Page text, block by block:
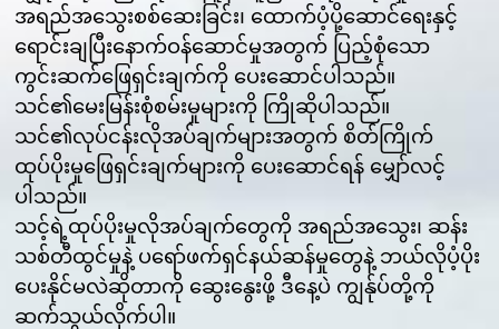
အရည်အသွေးစစ်ဆေးခြင်း၊ ထောက်ပံ့ပို့ဆောင်ရေးနှင့်
ရောင်းချပြီးနောက်ဝန်ဆောင်မှုအတွက် ပြည့်စုံသော
ကွင်းဆက်ဖြေရှင်းချက်ကို ပေးဆောင်ပါသည်။
သင်၏မေးမြန်းစုံစမ်းမှုများကို ကြိုဆိုပါသည်။
သင်၏လုပ်ငန်းလိုအပ်ချက်များအတွက် စိတ်ကြိုက်
ထုပ်ပိုးမှုဖြေရှင်းချက်များကို ပေးဆောင်ရန် မျှော်လင့်
ပါသည်။
သင့်ရဲ့ထုပ်ပိုးမှုလိုအပ်ချက်တွေကို အရည်အသွေး၊ ဆန်း
သစ်တီထွင်မှုနဲ့ ပရော်ဖက်ရှင်နယ်ဆန်မှုတွေနဲ့ ဘယ်လိုပံ့ပိုး
ပေးနိုင်မလဲဆိုတာကို ဆွေးနွေးဖို့ ဒီနေ့ပဲ ကျွန်ုပ်တို့ကို
ဆက်သွယ်လိုက်ပါ။